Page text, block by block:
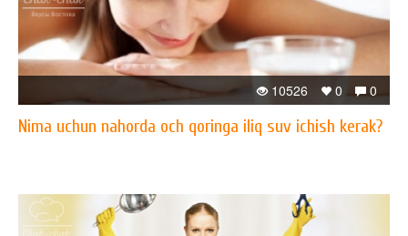
0
0
10526
Nima uchun nahorda och qoringa iliq suv ichish kerak?